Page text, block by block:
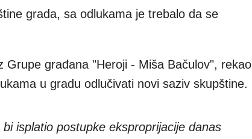
grada, sa odlukama je trebalo da se
Grupe građana "Heroji - Miša Bačulov", rekao
u gradu odlučivati novi saziv skupštine.
isplatio postupke eksproprijacije danas